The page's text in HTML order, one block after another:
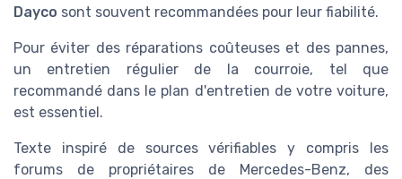
Dayco sont souvent recommandées pour leur fiabilité.
Pour éviter des réparations coûteuses et des pannes,
un entretien régulier de la courroie, tel que
recommandé dans le plan d'entretien de votre voiture,
est essentiel.
Texte inspiré de sources vérifiables y compris les
forums de propriétaires de Mercedes-Benz, des